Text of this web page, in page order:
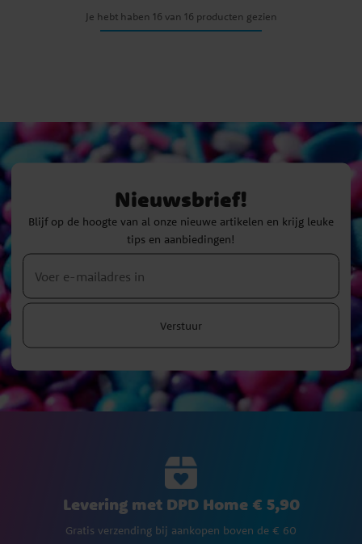
Je hebt haben 16 van 16 producten gezien
Nieuwsbrief!
Blijf op de hoogte van al onze nieuwe artikelen en krijg leuke
tips en aanbiedingen!
Verstuur
Levering met DPD Home € 5,90
Gratis verzending bij aankopen boven de € 60